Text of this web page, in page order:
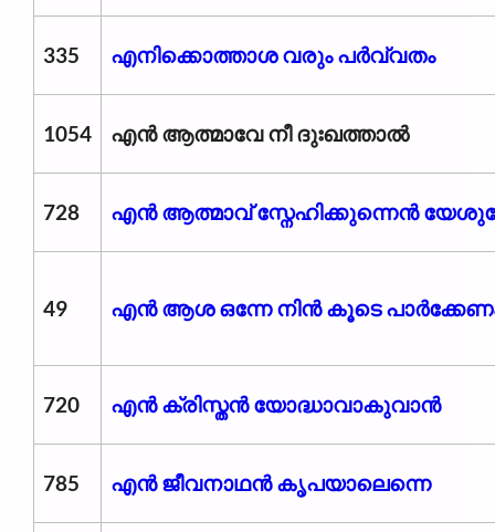
335 എനിക്കൊത്താശ വരും പർവ്വതം
1054 എൻ ആത്മാവേ നീ ദുഃഖത്താൽ
728 എൻ ആത്മാവ് സ്നേഹിക്കുന്നെൻ
49 എന്‍ ആശ ഒന്നേ നിന്‍ കൂടെ
720 എൻ ക്രിസ്തൻ യോദ്ധാവാകുവാൻ
785 എൻ ജീവനാഥൻ കൃപയാലെന്നെ